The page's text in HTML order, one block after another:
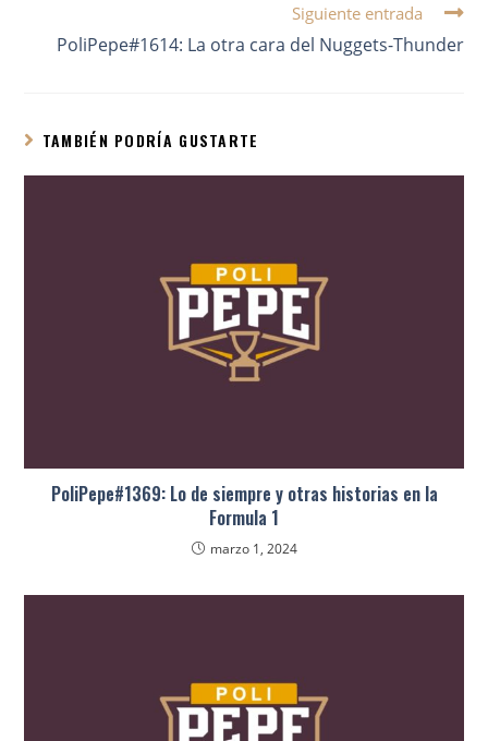
Siguiente entrada
PoliPepe#1614: La otra cara del Nuggets-Thunder
TAMBIÉN PODRÍA GUSTARTE
PoliPepe#1369: Lo de siempre y otras historias en la
Formula 1
marzo 1, 2024